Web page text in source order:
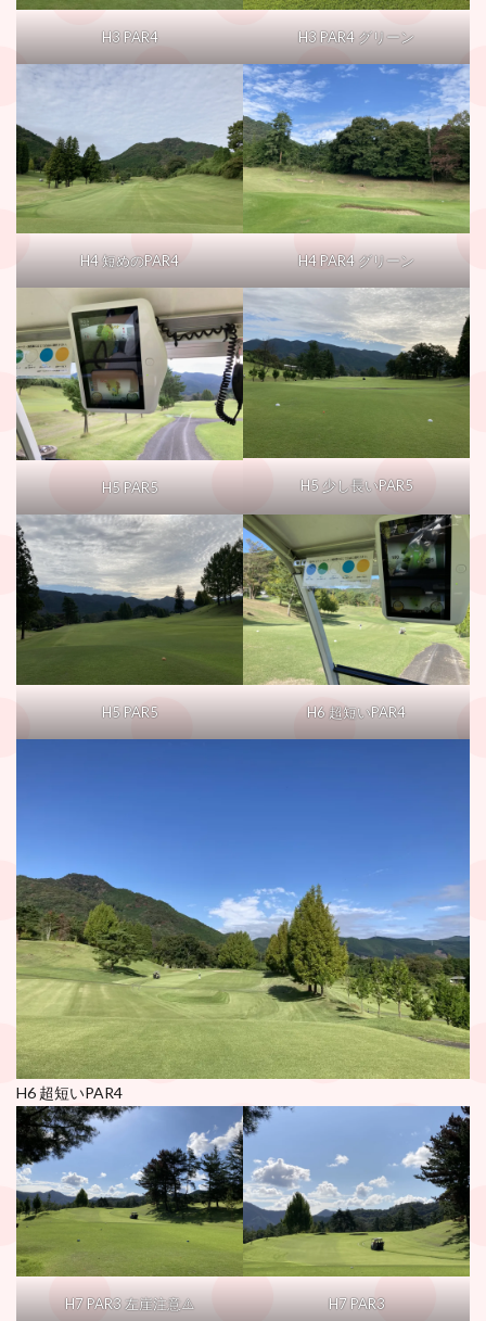
H3 PAR4 H3 PAR4 グリーン
H4 短めのPAR4 H4 PAR4 グリーン
H5 PAR5 H5 少し長いPAR5
H5 PAR5 H6 超短いPAR4
H6 超短いPAR4
H7 PAR3 左崖注意⚠️ H7 PAR3